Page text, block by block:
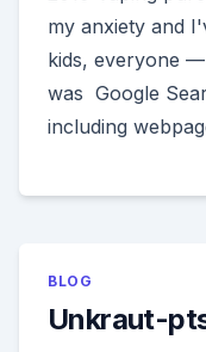
my anxiety and
kids, everyone
was Google
including
BLOG
Unkraut-